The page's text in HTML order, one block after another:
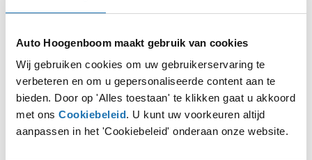
Auto Hoogenboom maakt gebruik van cookies
Wij gebruiken cookies om uw gebruikerservaring te
verbeteren en om u gepersonaliseerde content aan te
bieden. Door op 'Alles toestaan' te klikken gaat u akkoord
met ons Cookiebeleid. U kunt uw voorkeuren altijd
aanpassen in het 'Cookiebeleid' onderaan onze website.
Application error: aclient-side exception has occurred while
loadingwww.autohoogenboom.nl (see the browser console
more information).